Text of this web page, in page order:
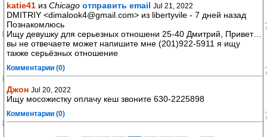
katie41 из Chicago отправить email Jul 21, 2022
DMITRIY <dimalook4@gmail.com> из libertyvile - 7 дней назад
Познакомлюсь
Ищу девушку для серьезных отношени 25-40 Дмитрий, Привет…
вы не отвечаете может напишите мне (201)922-5911 я ищу
также серьёзных отношение
Комментарии (0)
Джон Jul 20, 2022
Ищу мосожистку оплачу кеш звоните 630-2225898
Комментарии (0)